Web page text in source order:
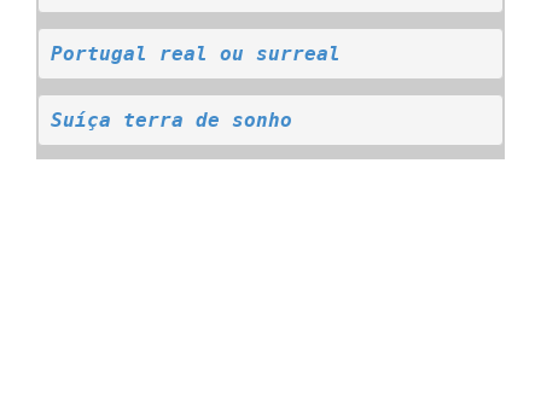
Portugal real ou surreal
Suíça terra de sonho